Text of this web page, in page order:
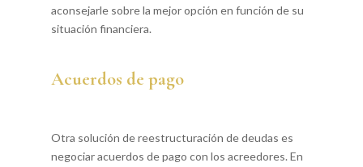
aconsejarle sobre la mejor opción en función de su
situación financiera.
Acuerdos de pago
Otra solución de reestructuración de deudas es
negociar acuerdos de pago con los acreedores. En